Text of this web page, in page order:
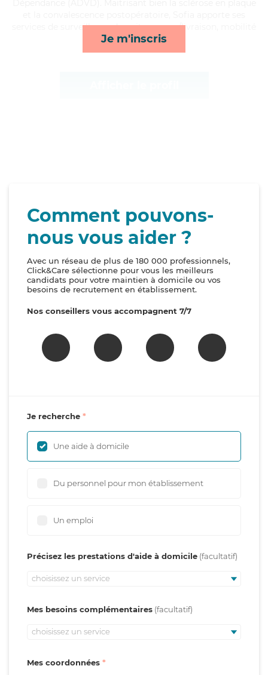
Je m'inscris
services de surveillance de nuit, courses/livraison, mobilité
et rappels*
Comment pouvons-
nous vous aider ?
Avec un réseau de plus de 180 000 professionnels,
Click&Care sélectionne pour vous les meilleurs
candidats pour votre maintien à domicile ou vos
besoins de recrutement en établissement.
Nos conseillers vous accompagnent 7/7
Je recherche
Une aide à domicile
Du personnel pour mon établissement
Un emploi
Précisez les prestations d'aide à domicile
choisissez un service
Mes besoins complémentaires
choisissez un service
Mes coordonnées